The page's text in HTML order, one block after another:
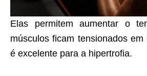
Elas permitem aumentar o
músculos ficam tensionados
é excelente para a hipertrofia.